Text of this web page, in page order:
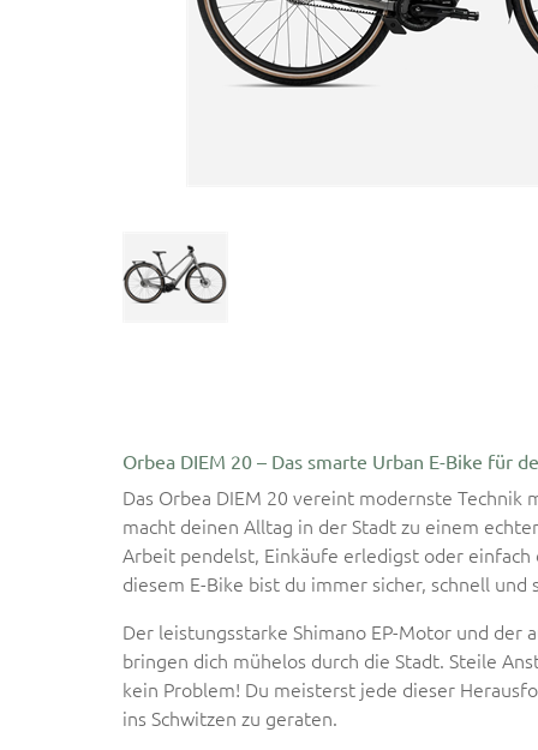
Orbea DIEM 20 – Das smarte Urban E-Bike für
Das Orbea DIEM 20 vereint modernste Technik
macht deinen Alltag in der Stadt zu einem
Arbeit pendelst, Einkäufe erledigst oder
diesem E-Bike bist du immer sicher, schnell
Der leistungsstarke Shimano EP-Motor und der
bringen dich mühelos durch die Stadt. Steile
kein Problem! Du meisterst jede dieser
ins Schwitzen zu geraten.